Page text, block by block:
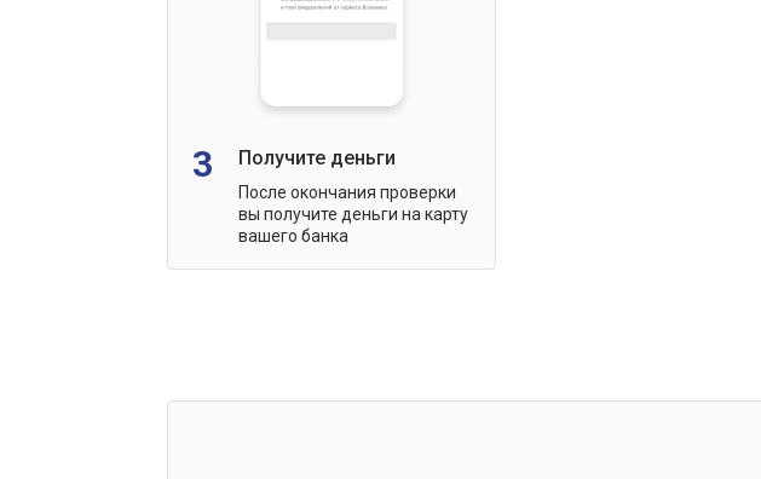
3 Получите деньги
После окончания проверки
вы получите деньги на карту
вашего банка